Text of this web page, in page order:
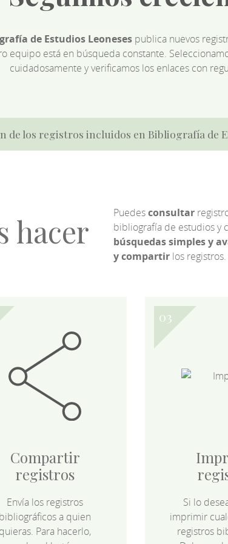
de Estudios Leonesespublica nuevos
equipo está en búsqueda constante.
cuidadosamente y verificamos los enlaces con
de los registros incluidos en Bibliografía de
hacer Puedesconsultar
bibliografía de estudios y
búsquedas simples y
y compartirlos registros.
Compartir
registros
Envía los registros
a quien
Para hacerlo,
Si lo
imprimir
registros